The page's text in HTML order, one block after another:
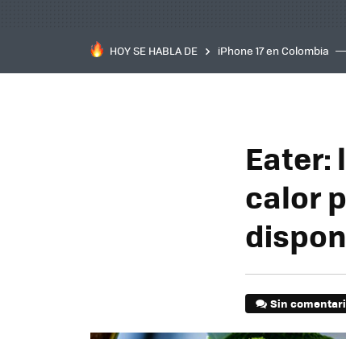
HOY SE HABLA DE iPhone 17 en Colombia
inteligente
IA
Eater:
calor
Sin